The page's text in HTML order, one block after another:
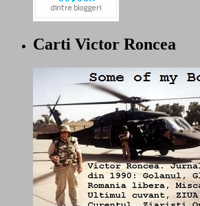
Carti Victor Roncea